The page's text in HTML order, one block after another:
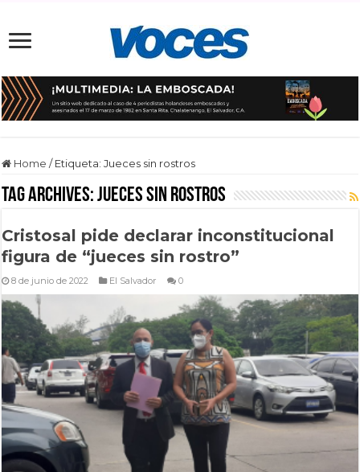
Home / Etiqueta:Jueces sin rostros
Tag Archives:Jueces sin rostros
Cristosal pide declarar inconstitucional
figura de “jueces sin rostro”
8 de junio de 2022 El Salvador 0